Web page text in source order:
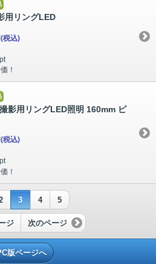
用リングLED
(税込)
！
影用リングLED照明 160mm ピ
(税込)
！
3 4 5
ジ 次のページ
版ページへ